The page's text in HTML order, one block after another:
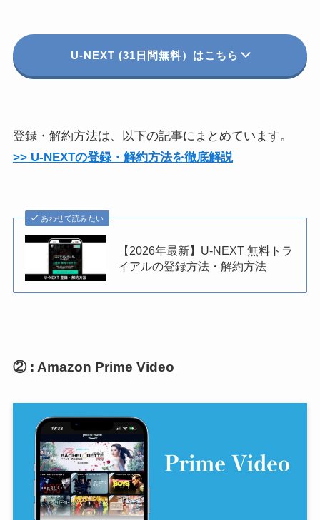
U-NEXT (31日間無料）はこちら
登録・解約方法は、以下の記事にまとめています。
>> U-NEXTの登録・解約方法を徹底解説
あわせて読みたい
【2026年最新】U-NEXT 無料トラ
イアルの登録方法・解約方法
② : Amazon Prime Video